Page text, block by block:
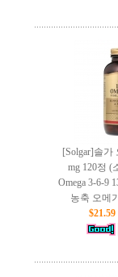
[Solgar]솔가
mg 120정 (
Omega 3-6-9
농축 오메